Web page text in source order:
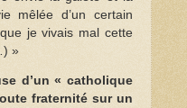
mêlée d’un certain
je vivais mal cette
»
d’un « catholique
fraternité sur un